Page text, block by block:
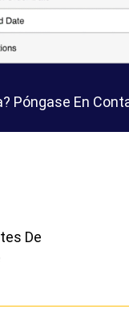
Póngase En
De